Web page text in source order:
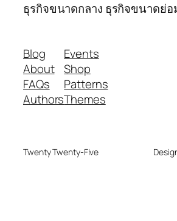
ธุรกิจขนาดกลาง ธุรกิจขนาดย่อ
Blog
About
FAQs
Authors
Events
Shop
Patterns
Themes
Twenty Twenty-Five